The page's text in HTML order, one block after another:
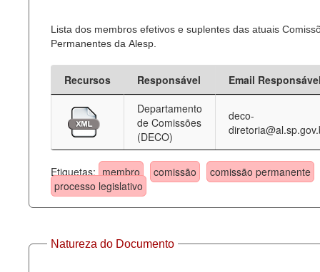
Lista dos membros efetivos e suplentes das atuais
Permanentes da Alesp.
Recursos Responsável
Email
Departamento
de Comissões
(DECO)
deco-
Etiquetas: membro comissão
comissão permanente
processo legislativo
Natureza do Documento